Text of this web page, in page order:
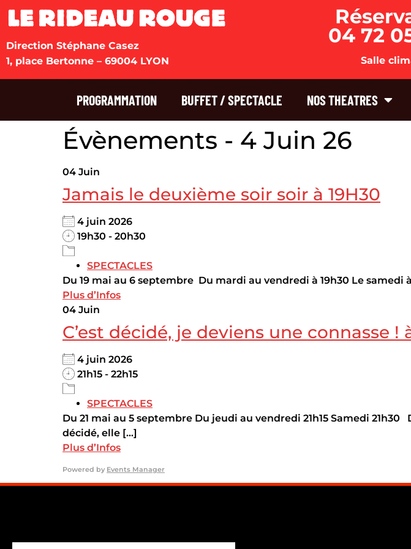
Direction Stéphane Casez
1, place Bertonne – 69004 LYON
04 72
Salle
PROGRAMMATION BUFFET / SPECTACLE NOS THEATRES
Évènements - 4 Juin 26
04 Juin
Jamais le deuxième soir soir à 19H30
4 juin 2026
19h30 - 20h30
SPECTACLES
Du 19 mai au 6 septembre Du mardi au vendredi à 19h30 Le samedi
Plus d’Infos
04 Juin
C’est décidé, je deviens une connasse !
4 juin 2026
21h15 - 22h15
SPECTACLES
Du 21 mai au 5 septembre Du jeudi au vendredi 21h15 Samedi
décidé, elle [...]
Plus d’Infos
Powered by Events Manager